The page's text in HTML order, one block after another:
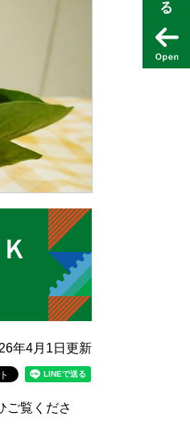
年4月1日更新
ご覧くださ